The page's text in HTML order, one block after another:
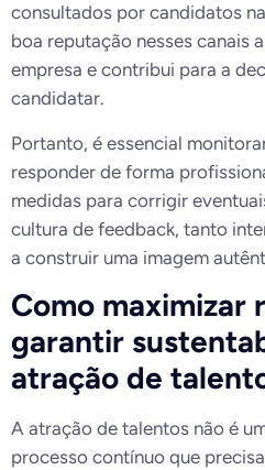
consultados por candidatos
boa reputação nesses canais
empresa e contribui para a
candidatar.
Portanto, é essencial
responder de forma
medidas para corrigir
cultura de feedback, tanto
a construir uma imagem
Como maximizar
garantir
atração de
A atração de talentos não é
processo contínuo que